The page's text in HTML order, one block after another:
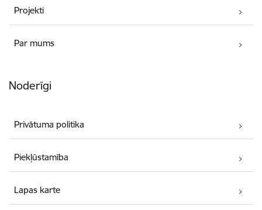
Projekti
Par mums
Noderīgi
Privātuma politika
Piekļūstamība
Lapas karte